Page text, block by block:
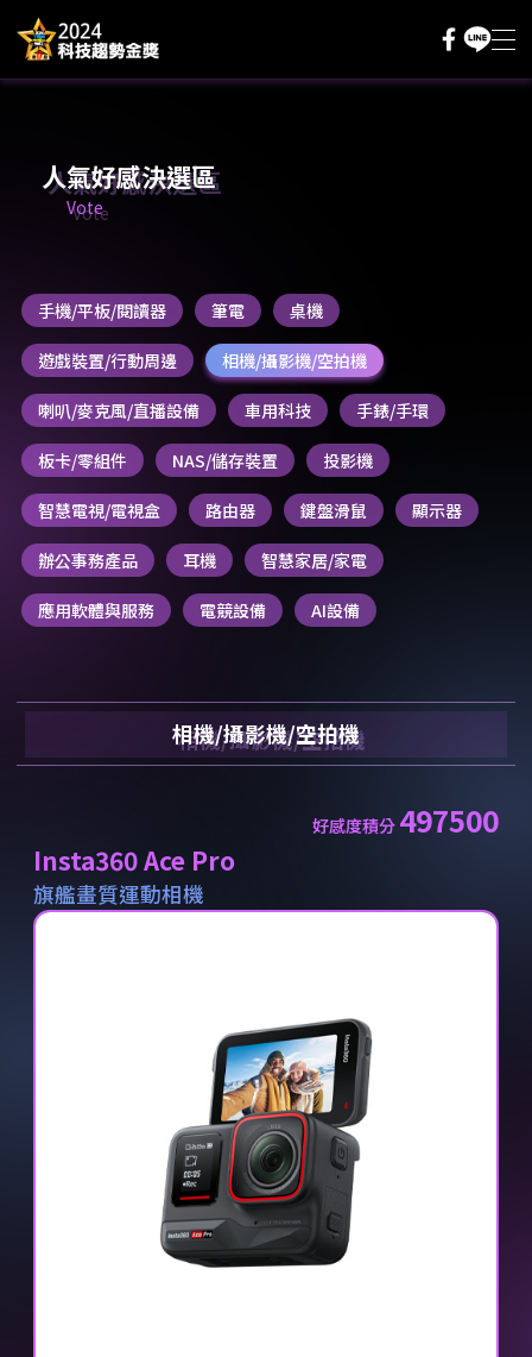
評審辦法
登入/註冊
人氣好感決選區
Vote
手機/平板/閱讀器 筆電 桌機
遊戲裝置/行動周邊 相機/攝影機/空拍機
喇叭/麥克風/直播設備 車用科技 手錶/手環
板卡/零組件 NAS/儲存裝置 投影機
智慧電視/電視盒 路由器 鍵盤滑鼠 顯示器
辦公事務產品 耳機 智慧家居/家電
應用軟體與服務 電競設備 AI設備
相機/攝影機/空拍機
Insta360 Ace Pro
旗艦畫質運動相機
好感度積分 497500